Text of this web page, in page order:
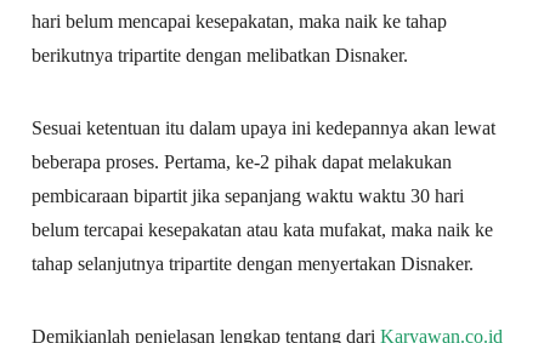
hari belum mencapai kesepakatan, maka naik ke tahap
berikutnya tripartite dengan melibatkan Disnaker.
Sesuai ketentuan itu dalam upaya ini kedepannya akan lewat
beberapa proses. Pertama, ke-2 pihak dapat melakukan
pembicaraan bipartit jika sepanjang waktu waktu 30 hari
belum tercapai kesepakatan atau kata mufakat, maka naik ke
tahap selanjutnya tripartite dengan menyertakan Disnaker.
Demikianlah penjelasan lengkap tentang dariKaryawan.co.id